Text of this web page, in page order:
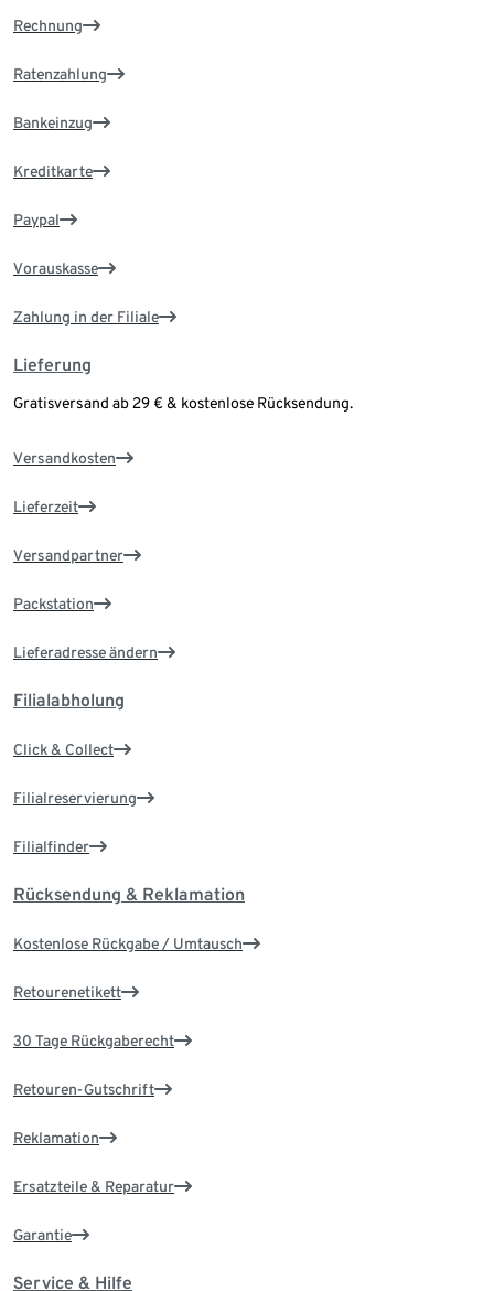
Rechnung
Ratenzahlung
Bankeinzug
Kreditkarte
Paypal
Vorauskasse
Zahlung in der Filiale
Lieferung
Gratisversand ab 29 € & kostenlose Rücksendung.
Versandkosten
Lieferzeit
Versandpartner
Packstation
Lieferadresse ändern
Filialabholung
Click & Collect
Filialreservierung
Filialfinder
Rücksendung & Reklamation
Kostenlose Rückgabe / Umtausch
Retourenetikett
30 Tage Rückgaberecht
Retouren-Gutschrift
Reklamation
Ersatzteile & Reparatur
Garantie
Service & Hilfe